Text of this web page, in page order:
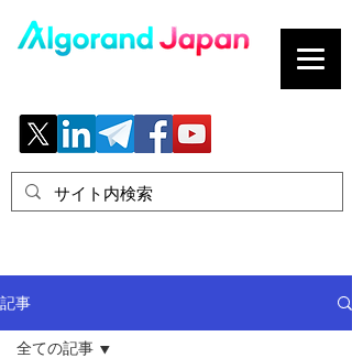
記事
全ての記事